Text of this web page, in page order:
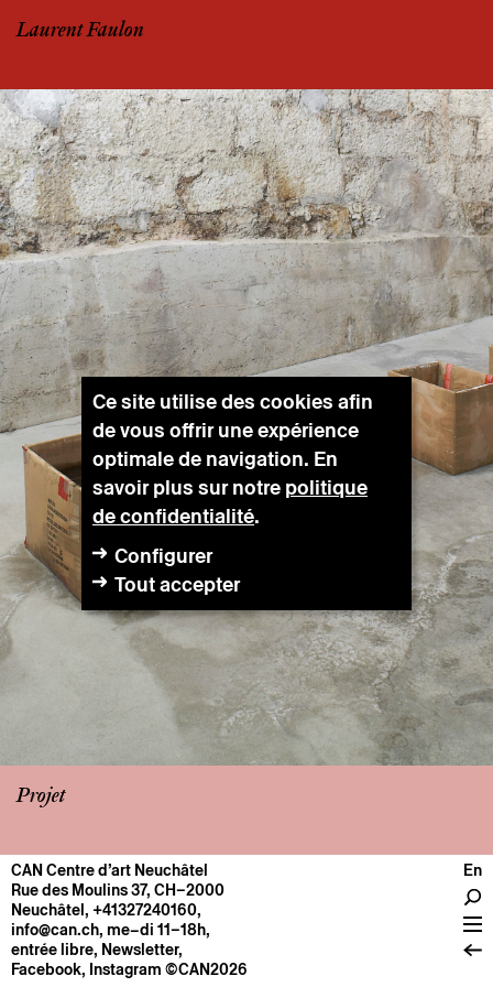
Laurent Faulon
Projet
CENTRE
Infos pratiques
Fonctionnement
À propos
CAN Centre d’art Neuchâtel
Rue des Moulins 37, CH–2000
Neuchâtel, +41327240160,
info@can.ch, me–di 11–18h,
entrée libre, Newsletter,
Facebook, Instagram ©CAN2026
En
Ce site utilise des cookies afin
de vous offrir une expérience
optimale de navigation. En
savoir plus sur notre politique
de confidentialité.
Configurer
Tout accepter